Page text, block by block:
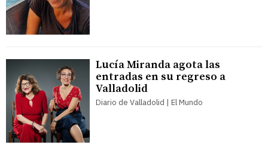
Lucía Miranda agota las
entradas en su regreso a
Valladolid
Diario de Valladolid | El Mundo